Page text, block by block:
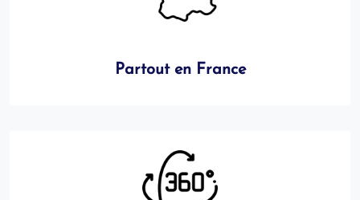
Partout en France